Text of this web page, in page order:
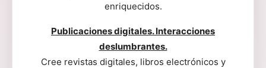
enriquecidos.
Publicaciones digitales. Interacciones
deslumbrantes.
Cree revistas digitales, libros electrónicos y